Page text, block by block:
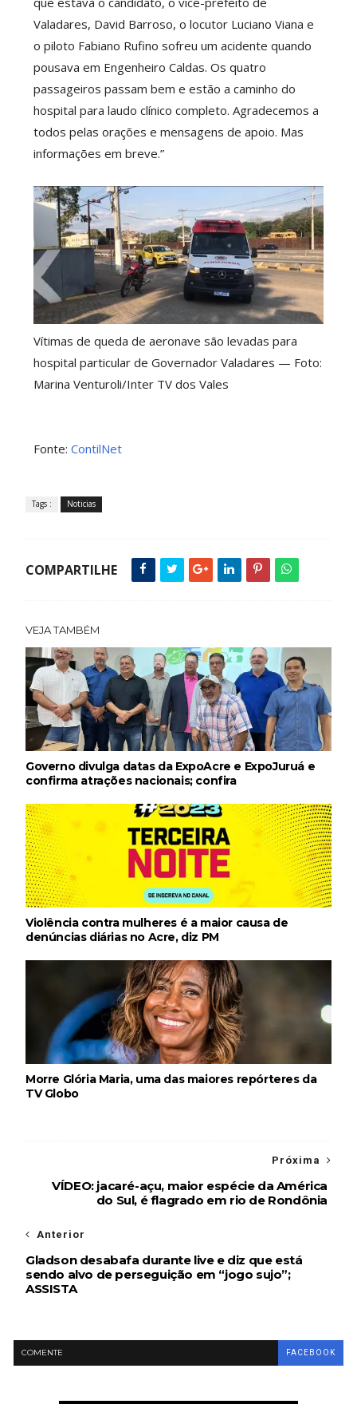
Valadares, David Barroso, o locutor Luciano Viana e
o piloto Fabiano Rufino sofreu um acidente quando
pousava em Engenheiro Caldas. Os quatro
passageiros passam bem e estão a caminho do
hospital para laudo clínico completo. Agradecemos a
todos pelas orações e mensagens de apoio. Mas
informações em breve.”
Vítimas de queda de aeronave são levadas para
hospital particular de Governador Valadares — Foto:
Marina Venturoli/Inter TV dos Vales
Fonte: ContilNet
Tags : Noticias
COMPARTILHE
VEJA TAMBÉM
Governo divulga datas da ExpoAcre e ExpoJuruá e
confirma atrações nacionais; confira
Violência contra mulheres é a maior causa de
denúncias diárias no Acre, diz PM
Morre Glória Maria, uma das maiores repórteres da
TV Globo
Próxima
VÍDEO: jacaré-açu, maior espécie da América
do Sul, é flagrado em rio de Rondônia
Anterior
Gladson desabafa durante live e diz que está
sendo alvo de perseguição em “jogo sujo”;
ASSISTA
COMENTE FACEBOOK